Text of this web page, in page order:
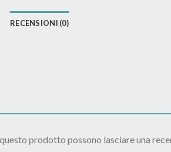
RECENSIONI (0)
prodotto possono lasciare una